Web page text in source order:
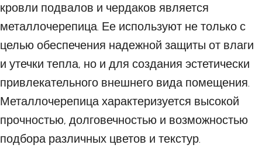
кровли подвалов и чердаков является
металлочерепица. Ее используют не только с
целью обеспечения надежной защиты от влаги
и утечки тепла, но и для создания эстетически
привлекательного внешнего вида помещения.
Металлочерепица характеризуется высокой
прочностью, долговечностью и возможностью
подбора различных цветов и текстур.